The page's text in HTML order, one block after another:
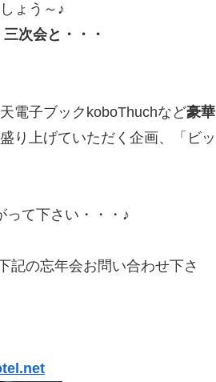
ょう～♪
次会と・・・
電子ブックkoboThuchなど豪華
り上げていただく企画、「ビッ
って下さい・・・♪
記の忘年会お問い合わせ下さ